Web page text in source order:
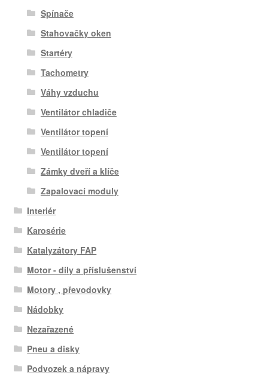
Spínače
Stahovačky oken
Startéry
Tachometry
Váhy vzduchu
Ventilátor chladiče
Ventilátor topení
Ventilátor topení
Zámky dveří a klíče
Zapalovací moduly
Interiér
Karosérie
Katalyzátory FAP
Motor - díly a příslušenství
Motory , převodovky
Nádobky
Nezařazené
Pneu a disky
Podvozek a nápravy